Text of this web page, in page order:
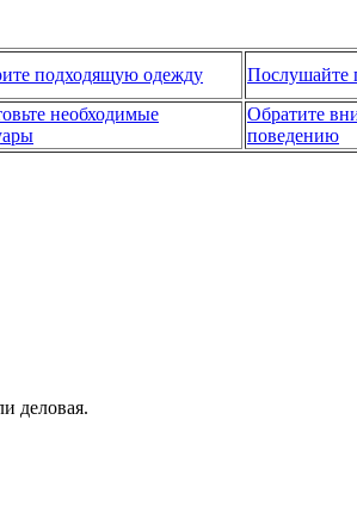
подходящую одежду Послушайте
необходимые
Обратите
поведению
деловая.